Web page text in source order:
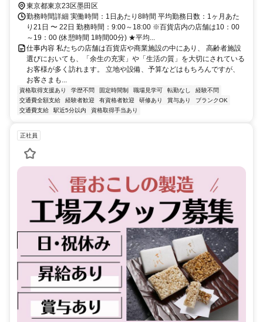
東京都東京23区墨田区
勤務時間詳細 実働時間：1日あたり8時間 平均勤務日数：1ヶ月あた
り21日 〜 22日 勤務時間：9:00～18:00 ※百貨店内の店舗は10：00
～19：00 (休憩時間 1時間00分) ★平均...
仕事内容 私たちの店舗は百貨店や商業施設の中にあり、 高齢者施設
選びにおいても、「余生の充実」や「生活の質」を大切にされている
お客様が多く訪れます。 立地や設備、予算などはもちろんですが、
お客さまも...
資格取得支援あり 学歴不問 固定時間制 職場見学可 転勤なし
経験不問
交通費全額支給
経験者歓迎 有資格者歓迎 研修あり 賞与あり
ブランクOK
交通費支給
駅近5分以内 資格取得手当あり
正社員